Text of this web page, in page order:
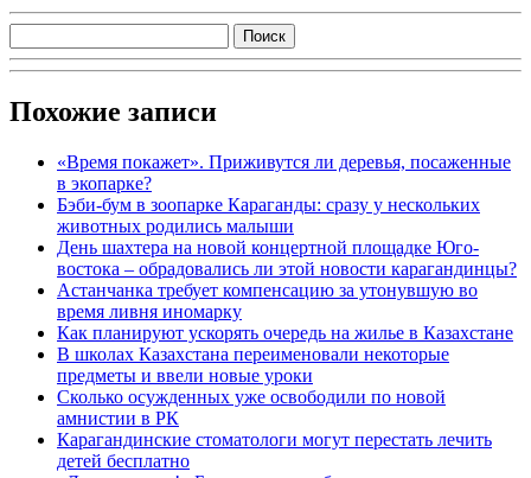
Похожие записи
«Время покажет». Приживутся ли деревья, посаженные
в экопарке?
Бэби-бум в зоопарке Караганды: сразу у нескольких
животных родились малыши
День шахтера на новой концертной площадке Юго-
востока – обрадовались ли этой новости карагандинцы?
Астанчанка требует компенсацию за утонувшую во
время ливня иномарку
Как планируют ускорять очередь на жилье в Казахстане
В школах Казахстана переименовали некоторые
предметы и ввели новые уроки
Сколько осужденных уже освободили по новой
амнистии в РК
Карагандинские стоматологи могут перестать лечить
детей бесплатно